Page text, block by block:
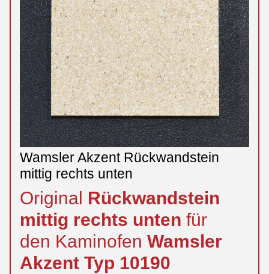
Wamsler Akzent Rückwandstein
mittig rechts unten
Original Rückwandstein
mittig rechts unten für
den Kaminofen Wamsler
Akzent Typ 10190